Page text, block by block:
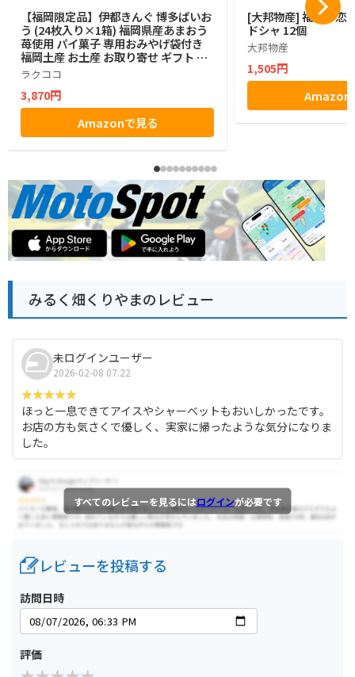
【福岡限定品】伊都きんぐ 博多ぱいお
う (24枚入り×1箱) 福岡県産あまおう
苺使用 パイ菓子 専用おみやげ袋付き
福岡土産 お土産 お取り寄せ ギフト 贈
答用 お菓子 帰省土産 プレゼント ご挨
拶 ラクココ厳選
ラクココ
3,870円
Amazonで見る
[大邦物産] 福岡の恋
ドシャ 12個
大邦物産
1,505円
Amazon
みるく畑くりやまのレビュー
未ログインユーザー
2026-02-08 07:22
ほっと一息できてアイスやシャーベットもおいしかったです。
お店の方も気さくで優しく、実家に帰ったような気分になりま
した。
すべてのレビューを見るにはログインが必要です
レビューを投稿する
訪問日時
評価